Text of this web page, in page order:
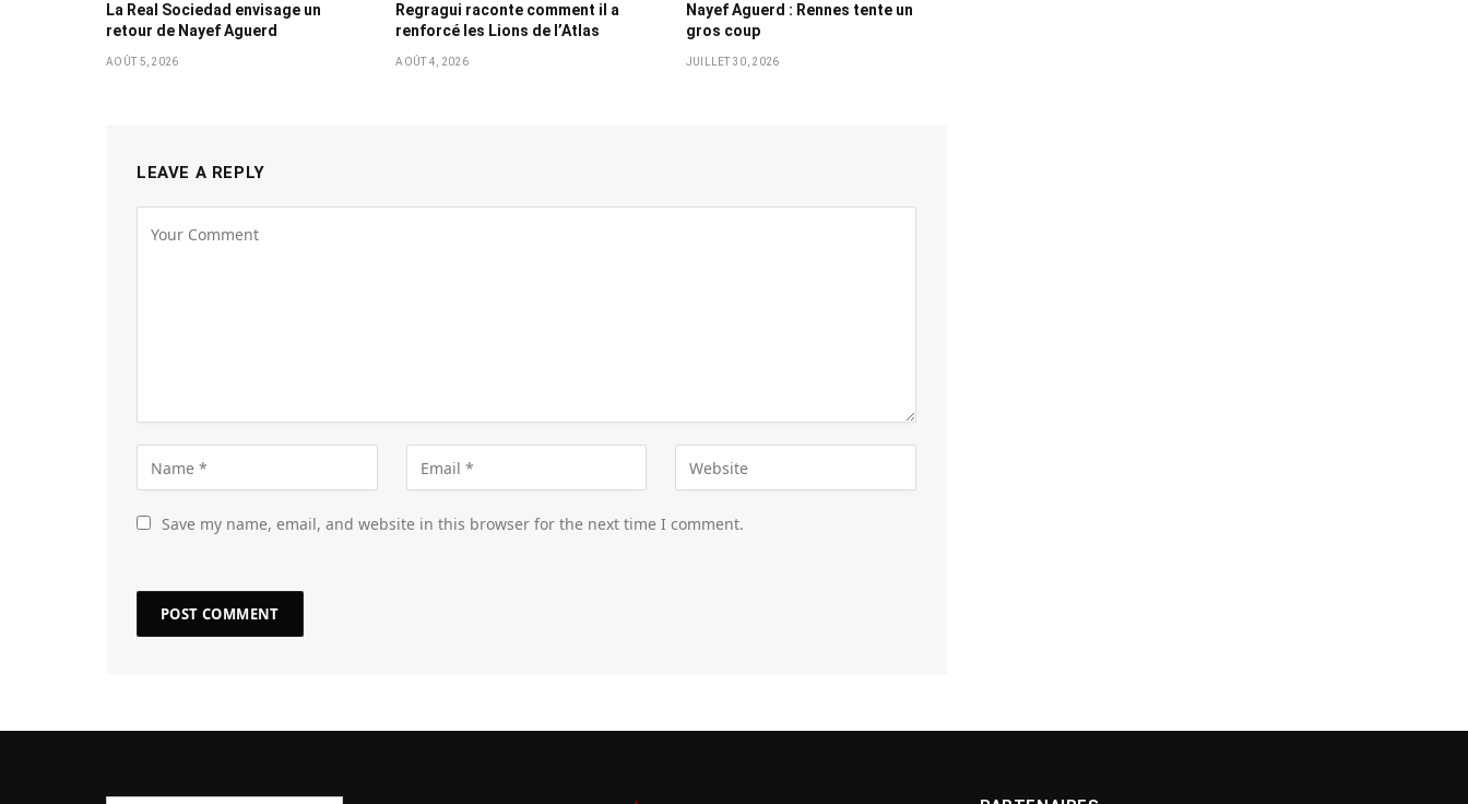
La Real Sociedad envisage un
retour de Nayef Aguerd
AOÛT 5, 2026
Regragui raconte comment il a
renforcé les Lions de l’Atlas
AOÛT 4, 2026
Nayef Aguerd : Rennes tente un
gros coup
JUILLET 30, 2026
LEAVE A REPLY
Save my name, email, and website in this browser for the next time I comment.